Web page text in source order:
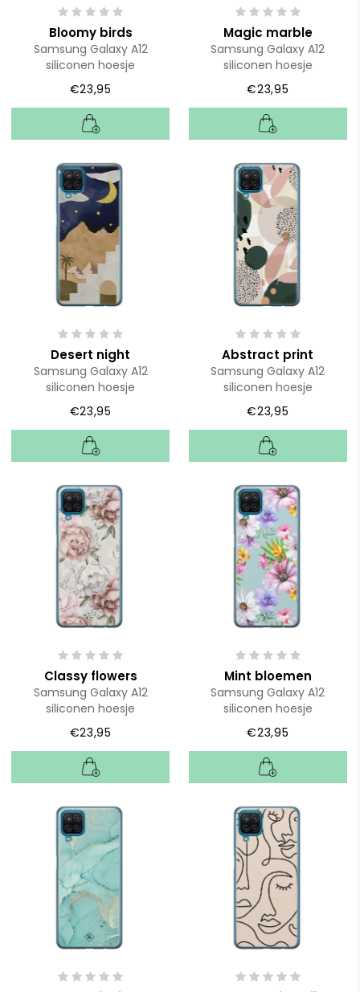
Bloomy birds
Samsung Galaxy A12
siliconen hoesje
€23,95
Magic marble
Samsung Galaxy A12
siliconen hoesje
€23,95
Desert night
Samsung Galaxy A12
siliconen hoesje
€23,95
Abstract print
Samsung Galaxy A12
siliconen hoesje
€23,95
Classy flowers
Samsung Galaxy A12
siliconen hoesje
€23,95
Mint bloemen
Samsung Galaxy A12
siliconen hoesje
€23,95